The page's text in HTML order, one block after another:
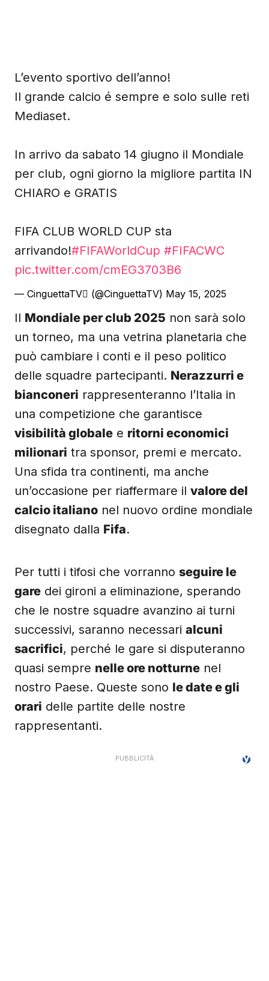
L’evento sportivo dell’anno!
Il grande calcio é sempre e solo sulle reti
Mediaset.
In arrivo da sabato 14 giugno il Mondiale
per club, ogni giorno la migliore partita IN
CHIARO e GRATIS
FIFA CLUB WORLD CUP sta
arrivando!#FIFAWorldCup #FIFACWC
pic.twitter.com/cmEG3703B6
— CinguettaTV (@CinguettaTV) May 15, 2025
Il Mondiale per club 2025 non sarà solo
un torneo, ma una vetrina planetaria che
può cambiare i conti e il peso politico
delle squadre partecipanti. Nerazzurri e
bianconeri rappresenteranno l’Italia in
una competizione che garantisce
visibilità globale e ritorni economici
milionari tra sponsor, premi e mercato.
Una sfida tra continenti, ma anche
un’occasione per riaffermare il valore del
calcio italiano nel nuovo ordine mondiale
disegnato dalla Fifa.
Per tutti i tifosi che vorranno seguire le
gare dei gironi a eliminazione, sperando
che le nostre squadre avanzino ai turni
successivi, saranno necessari alcuni
sacrifici, perché le gare si disputeranno
quasi sempre nelle ore notturne nel
nostro Paese. Queste sono le date e gli
orari delle partite delle nostre
rappresentanti.